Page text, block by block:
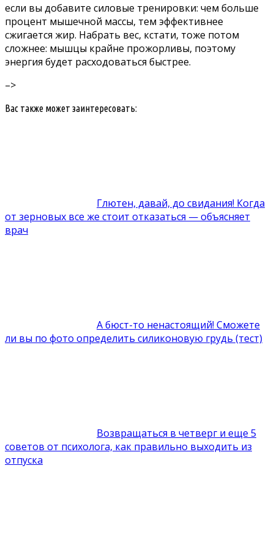
если вы добавите силовые тренировки: чем больше
процент мышечной массы, тем эффективнее
сжигается жир. Набрать вес, кстати, тоже потом
сложнее: мышцы крайне прожорливы, поэтому
энергия будет расходоваться быстрее.
–>
Вас также может заинтересовать:
Глютен, давай, до свидания! Когда
от зерновых все же стоит отказаться — объясняет
врач
А бюст-то ненастоящий! Сможете
ли вы по фото определить силиконовую грудь (тест)
Возвращаться в четверг и еще 5
советов от психолога, как правильно выходить из
отпуска